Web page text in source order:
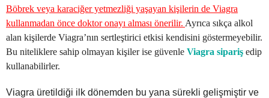
Böbrek veya karaciğer yetmezliği yaşayan kişilerin de Viagra
kullanmadan önce doktor onayı alması önerilir. Ayrıca sıkça alkol
alan kişilerde Viagra’nın sertleştirici etkisi kendisini göstermeyebilir.
Bu niteliklere sahip olmayan kişiler ise güvenle Viagra sipariş edip
kullanabilirler.
Viagra üretildiği ilk dönemden bu yana sürekli gelişmiştir ve